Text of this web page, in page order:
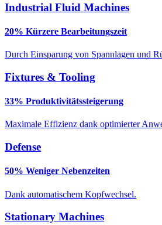
Industrial Fluid Machines
20% Kürzere Bearbeitungszeit
Durch Einsparung von Spannlagen und
Fixtures & Tooling
33% Produktivitätssteigerung
Maximale Effizienz dank optimierter
Defense
50% Weniger Nebenzeiten
Dank automatischem Kopfwechsel.
Stationary Machines